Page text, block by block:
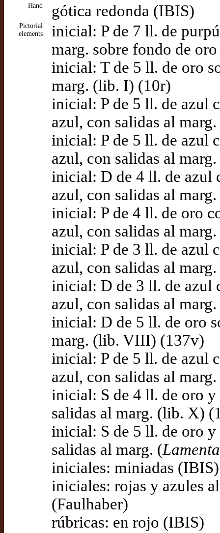
Hand gótica redonda (IBIS)
Pictorial
elements
inicial: P de 7 ll. de
marg. sobre fondo de
inicial: T de 5 ll. de oro
marg. (lib. I) (10r)
inicial: P de 5 ll. de azul
azul, con salidas al
inicial: P de 5 ll. de azul
azul, con salidas al
inicial: D de 4 ll. de azul
azul, con salidas al
inicial: P de 4 ll. de oro
azul, con salidas al
inicial: P de 3 ll. de azul
azul, con salidas al
inicial: D de 3 ll. de azul
azul, con salidas al
inicial: D de 5 ll. de oro
marg. (lib. VIII) (137v)
inicial: P de 5 ll. de azul
azul, con salidas al
inicial: S de 4 ll. de oro
salidas al marg. (lib. X)
inicial: S de 5 ll. de oro
salidas al marg. (
iniciales: miniadas (IBIS)
iniciales: rojas y azules
(Faulhaber)
rúbricas: en rojo (IBIS)